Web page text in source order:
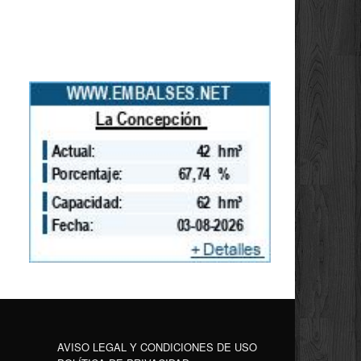
AVISO LEGAL Y CONDICIONES DE USO